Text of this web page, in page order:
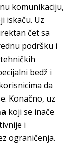
komunikaciju,
iskaču. Uz
čet sa
podršku i
bedž i
da
Konačno, uz
koji se inače
i
ograničenja.